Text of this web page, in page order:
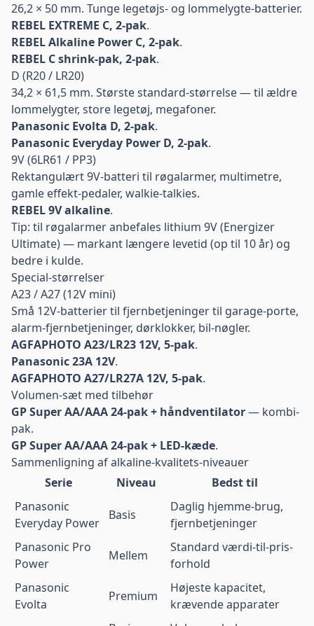
26,2 × 50 mm. Tunge legetøjs- og lommelygte-batterier.
REBEL EXTREME C, 2-pak.
REBEL Alkaline Power C, 2-pak.
REBEL C shrink-pak, 2-pak.
D (R20 / LR20)
34,2 × 61,5 mm. Største standard-størrelse — til ældre
lommelygter, store legetøj, megafoner.
Panasonic Evolta D, 2-pak.
Panasonic Everyday Power D, 2-pak.
9V (6LR61 / PP3)
Rektangulært 9V-batteri til røgalarmer, multimetre,
gamle effekt-pedaler, walkie-talkies.
REBEL 9V alkaline.
Tip: til røgalarmer anbefales lithium 9V(Energizer
Ultimate) — markant længere levetid (op til 10 år) og
bedre i kulde.
Special-størrelser
A23 / A27 (12V mini)
Små 12V-batterier til fjernbetjeninger til garage-porte,
alarm-fjernbetjeninger, dørklokker, bil-nøgler.
AGFAPHOTO A23/LR23 12V, 5-pak.
Panasonic 23A 12V.
AGFAPHOTO A27/LR27A 12V, 5-pak.
Volumen-sæt med tilbehør
GP Super AA/AAA 24-pak + håndventilator— kombi-
pak.
GP Super AA/AAA 24-pak + LED-kæde.
Sammenligning af alkaline-kvalitets-niveauer
Serie
Niveau
Bedst til
Panasonic
Everyday Power
Basis
Daglig hjemme-brug,
fjernbetjeninger
Panasonic Pro
Power
Mellem
Standard værdi-til-pris-
forhold
Panasonic
Evolta
Premium
Højeste kapacitet,
krævende apparater